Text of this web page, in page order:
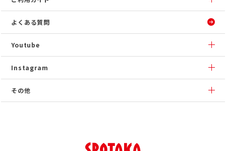
よくある質問
Youtube
Instagram
その他